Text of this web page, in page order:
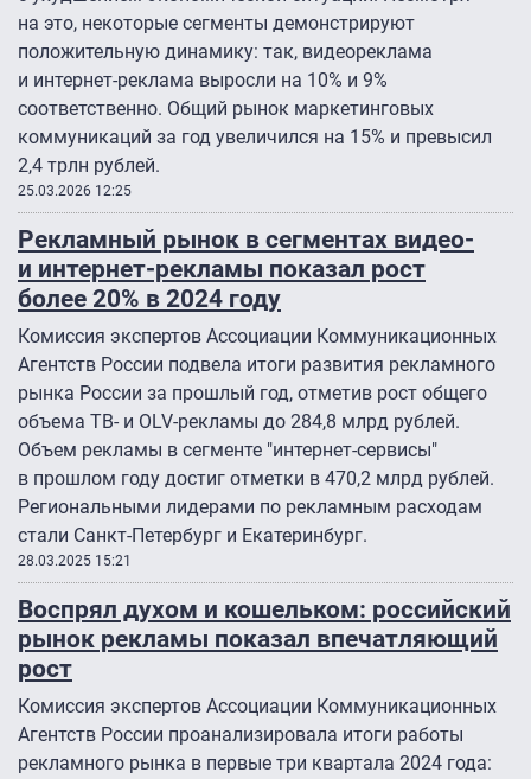
на это, некоторые сегменты демонстрируют
положительную динамику: так, видеореклама
и интернет-реклама выросли на 10% и 9%
соответственно. Общий рынок маркетинговых
коммуникаций за год увеличился на 15% и превысил
2,4 трлн рублей.
25.03.2026 12:25
Рекламный рынок в сегментах видео-
и интернет-рекламы показал рост
более 20% в 2024 году
Комиссия экспертов Ассоциации Коммуникационных
Агентств России подвела итоги развития рекламного
рынка России за прошлый год, отметив рост общего
объема ТВ- и OLV-рекламы до 284,8 млрд рублей.
Объем рекламы в сегменте "интернет-сервисы"
в прошлом году достиг отметки в 470,2 млрд рублей.
Региональными лидерами по рекламным расходам
стали Санкт-Петербург и Екатеринбург.
28.03.2025 15:21
Воспрял духом и кошельком: российский
рынок рекламы показал впечатляющий
рост
Комиссия экспертов Ассоциации Коммуникационных
Агентств России проанализировала итоги работы
рекламного рынка в первые три квартала 2024 года: